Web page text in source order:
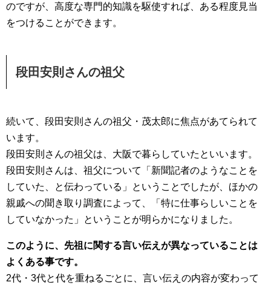
のですが、高度な専門的知識を駆使すれば、ある程度見当
をつけることができます。
段田安則さんの祖父
続いて、段田安則さんの祖父・茂太郎に焦点があてられて
います。
段田安則さんの祖父は、大阪で暮らしていたといいます。
段田安則さんは、祖父について「新聞記者のようなことを
していた、と伝わっている」ということでしたが、ほかの
親戚への聞き取り調査によって、「特に仕事らしいことを
していなかった」ということが明らかになりました。
このように、先祖に関する言い伝えが異なっていることは
よくある事です。
2代・3代と代を重ねるごとに、言い伝えの内容が変わって